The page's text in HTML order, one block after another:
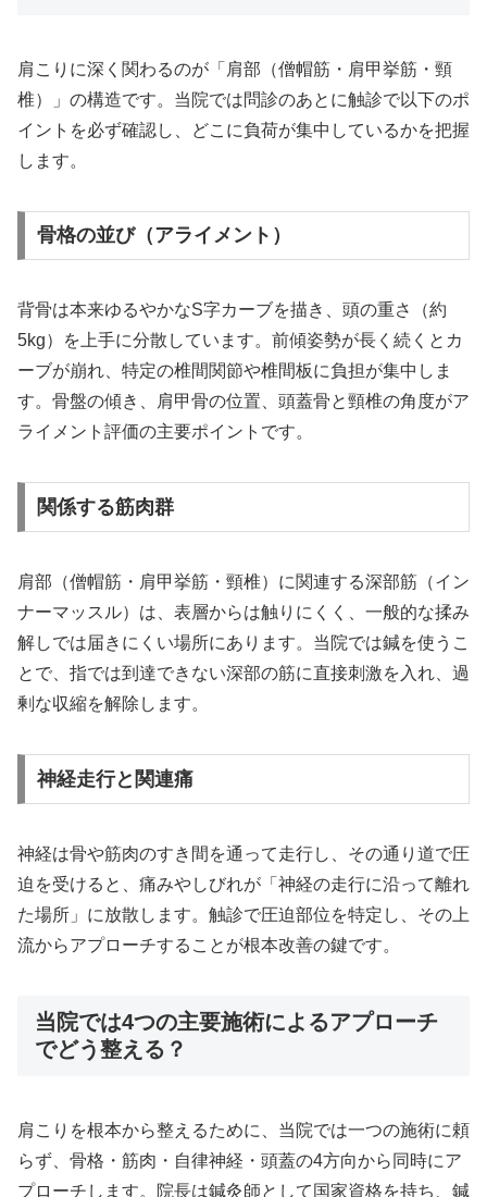
肩こりに深く関わるのが「肩部（僧帽筋・肩甲挙筋・頸
椎）」の構造です。当院では問診のあとに触診で以下のポ
イントを必ず確認し、どこに負荷が集中しているかを把握
します。
骨格の並び（アライメント）
背骨は本来ゆるやかなS字カーブを描き、頭の重さ（約
5kg）を上手に分散しています。前傾姿勢が長く続くとカ
ーブが崩れ、特定の椎間関節や椎間板に負担が集中しま
す。骨盤の傾き、肩甲骨の位置、頭蓋骨と頸椎の角度がア
ライメント評価の主要ポイントです。
関係する筋肉群
肩部（僧帽筋・肩甲挙筋・頸椎）に関連する深部筋（イン
ナーマッスル）は、表層からは触りにくく、一般的な揉み
解しでは届きにくい場所にあります。当院では鍼を使うこ
とで、指では到達できない深部の筋に直接刺激を入れ、過
剰な収縮を解除します。
神経走行と関連痛
神経は骨や筋肉のすき間を通って走行し、その通り道で圧
迫を受けると、痛みやしびれが「神経の走行に沿って離れ
た場所」に放散します。触診で圧迫部位を特定し、その上
流からアプローチすることが根本改善の鍵です。
当院では4つの主要施術によるアプローチ
でどう整える？
肩こりを根本から整えるために、当院では一つの施術に頼
らず、骨格・筋肉・自律神経・頭蓋の4方向から同時にア
プローチします。院長は鍼灸師として国家資格を持ち、鍼